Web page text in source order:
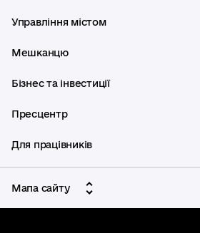
Управління містом
Мешканцю
Бізнес та інвестиції
Пресцентр
Для працівників
Мапа сайту